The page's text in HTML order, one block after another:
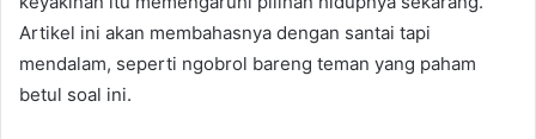
Artikel ini akan membahasnya dengan santai tapi
mendalam, seperti ngobrol bareng teman yang paham
betul soal ini.